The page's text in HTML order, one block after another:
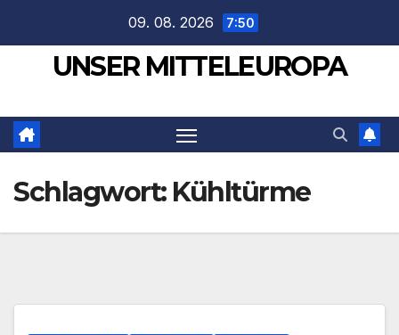
springen
09. 08. 2026 7:50
UNSER MITTELEUROPA
Schlagwort: Kühltürme